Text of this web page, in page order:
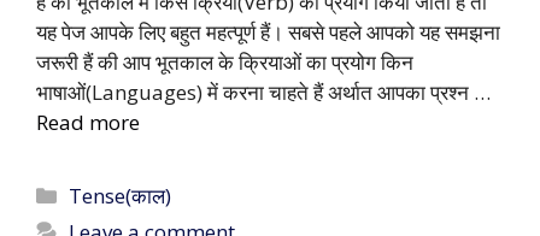
यह पेज आपके लिए बहुत महत्पूर्ण हैं। सबसे पहले आपको यह समझना
जरूरी हैं की आप भूतकाल के क्रियाओं का प्रयोग किन
भाषाओं(Languages) में करना चाहते हैं अर्थात आपका प्रश्न …
Read more
Categories
Tense(काल)